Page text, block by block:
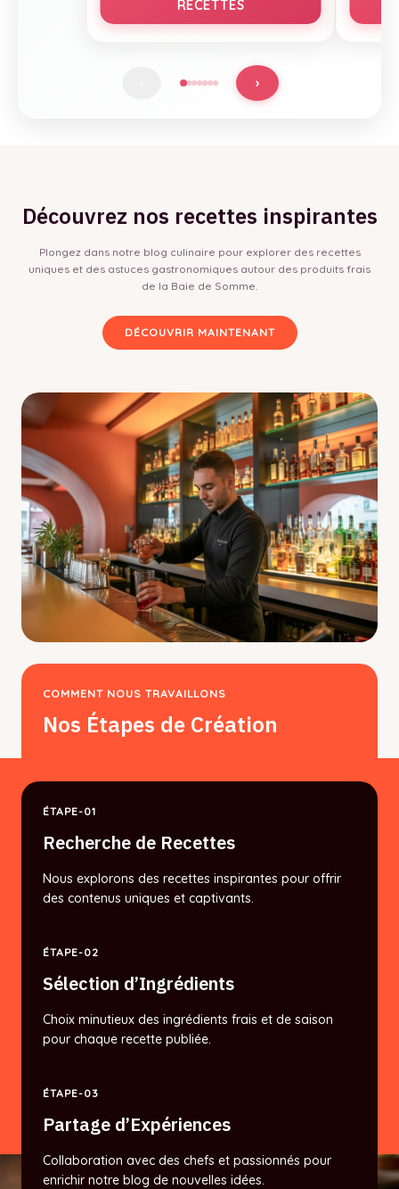
RECETTES
›
Découvrez nos recettes inspirantes
Plongez dans notre blog culinaire pour explorer des recettes
uniques et des astuces gastronomiques autour des produits frais
de la Baie de Somme.
DÉCOUVRIR MAINTENANT
COMMENT NOUS TRAVAILLONS
Nos Étapes de Création
ÉTAPE-01
Recherche de Recettes
Nous explorons des recettes inspirantes pour offrir
des contenus uniques et captivants.
ÉTAPE-02
Sélection d’Ingrédients
Choix minutieux des ingrédients frais et de saison
pour chaque recette publiée.
ÉTAPE-03
Partage d’Expériences
Collaboration avec des chefs et passionnés pour
enrichir notre blog de nouvelles idées.